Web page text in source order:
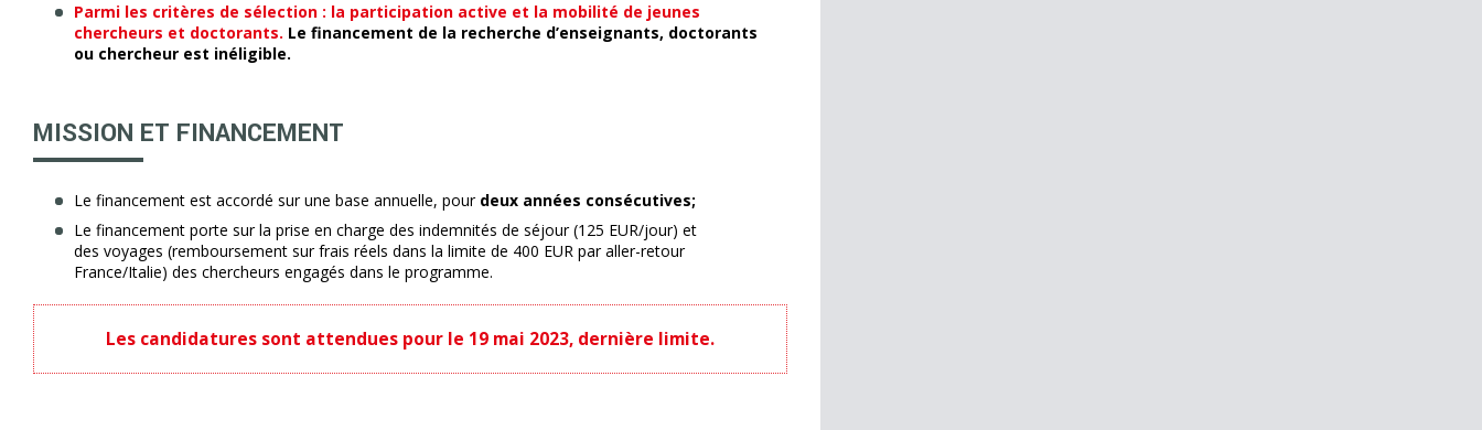
Parmi les critères de sélection : la participation active et la mobilité de jeunes
chercheurs et doctorants. Le financement de la recherche d’enseignants, doctorants
ou chercheur est inéligible.
MISSION ET FINANCEMENT
Le financement est accordé sur une base annuelle, pour deux années consécutives;
Le financement porte sur la prise en charge des indemnités de séjour (125 EUR/jour) et
des voyages (remboursement sur frais réels dans la limite de 400 EUR par aller-retour
France/Italie) des chercheurs engagés dans le programme.
Les candidatures sont attendues pour le 19 mai 2023, dernière limite.